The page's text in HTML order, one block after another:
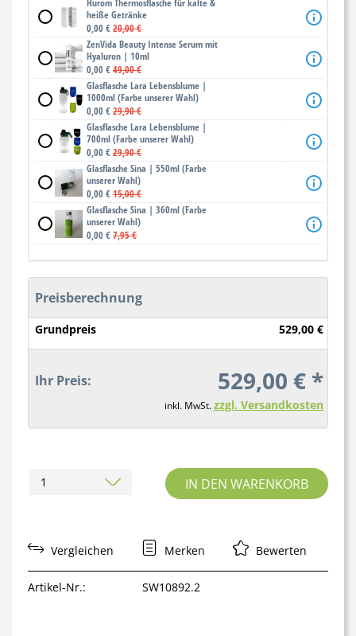
Hurom Thermosflasche für kalte &
heiße Getränke
0,00 €20,00 €
ZenVida Beauty Intense Serum mit
Hyaluron | 10ml
0,00 €49,00 €
Glasflasche Lara Lebensblume |
1000ml (Farbe unserer Wahl)
0,00 €29,90 €
Glasflasche Lara Lebensblume |
700ml (Farbe unserer Wahl)
0,00 €29,90 €
Glasflasche Sina | 550ml (Farbe
unserer Wahl)
0,00 €15,00 €
Glasflasche Sina | 360ml (Farbe
unserer Wahl)
0,00 €7,95 €
Preisberechnung
Grundpreis 529,00 €
Ihr Preis: 529,00 € *
inkl. MwSt.zzgl. Versandkosten
IN DEN WARENKORB
Vergleichen Merken Bewerten
Artikel-Nr.: SW10892.2